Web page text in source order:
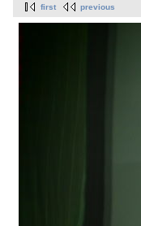
first previous